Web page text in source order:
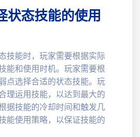
状态技能的使用
技能时，玩家需要根据实际
能和使用时机。玩家需要根
点选择合适的状态技能。玩
理运用技能，以达到最大的
据技能的冷却时间和触发几
能使用策略，以保证技能的